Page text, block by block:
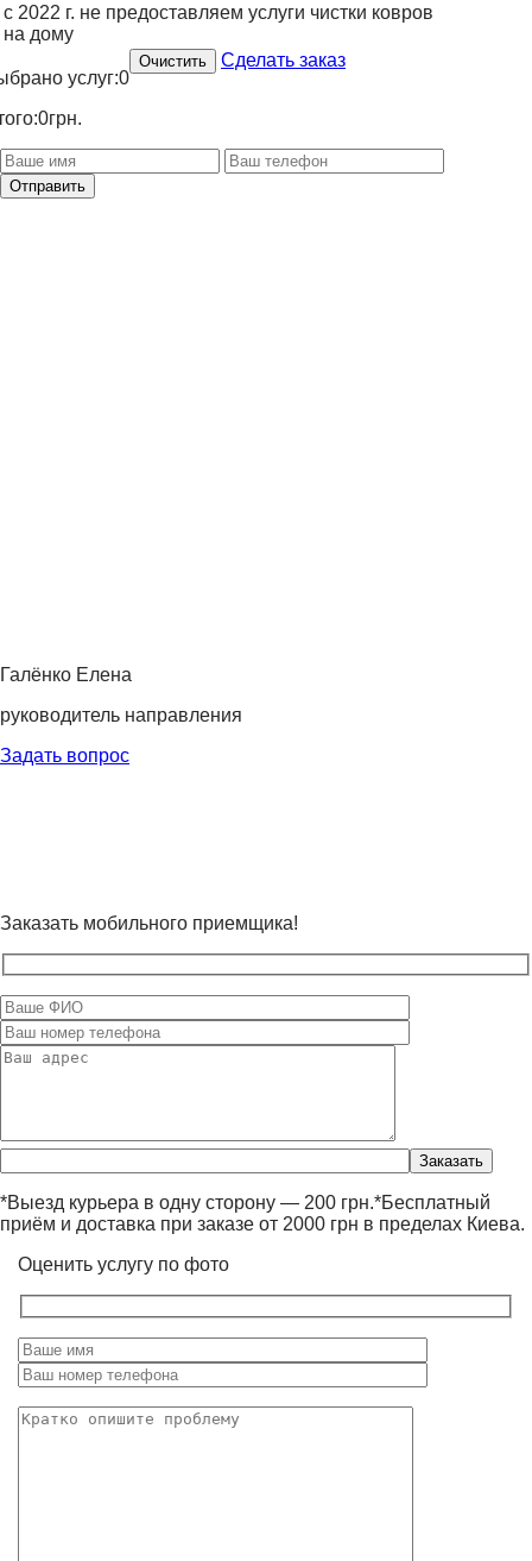
с 2022 г. не предоставляем услуги чистки ковров
на дому
услуг:0
0грн.
Очистить Сделать заказ
Отправить
Галёнко Елена
руководитель направления
Задать вопрос
Заказать мобильного приемщика!
это
поле
пустым.
*Выезд курьера в одну сторону — 200 грн.*Бесплатный
приём и доставка при заказе от 2000 грн в пределах Киева.
Оценить услугу по фото